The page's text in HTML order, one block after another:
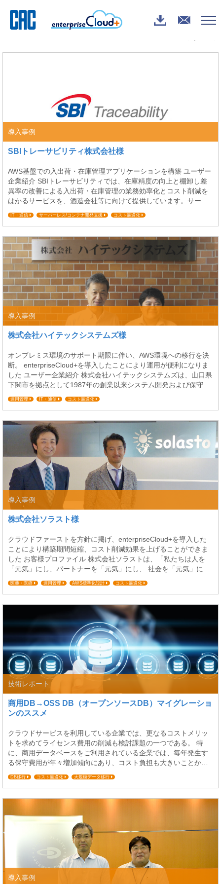
enterpriseCloud+ > コスト最適化
導入事例
SBIトレーサビリティ株式会社様
AWS基盤での入出荷・在庫管理アプリケーションを構築 ユーザー
企業紹介 SBIトレーサビリティでは、在庫精度の向上と棚卸し差
異率の改善による入出荷・在庫管理の業務効率化とコスト削減を
はかるサービスを、酒造会社等に向けて提供しています。サービ
た。本構築プロジェクトについて、CA...
IT・通信 サーバーレス/コンテナ開発支援 コスト最適化
導入事例
株式会社ハイテックシステムズ様
オンプレミス環境のサポート期限に伴い、AWS環境への移行を決
断。 enterpriseCloud+を導入したことにより運用が便利になりま
した ユーザー企業紹介 株式会社ハイテックシステムズは、山口県
下関市を拠点として1987年の創業以来システム開発および保守・
行い、貸与事業所の業務...
運用管理 IT・通信 コスト最適化
導入事例
株式会社ソラスト様
クラウドファーストを方針に掲げ、enterpriseCloud+を導入した
ことにより構築期間短縮、コスト削減効果を上げることができま
した お客様プロファイル 株式会社ソラストは、「私たちは人を
「元気」にし、パートナーを「元気」にし、 社会を「元気」にす
野で成長を続けています。 今回...
医薬・医療 運用管理 AWS標準化設計 コスト最適化
技術レポート
商用DB→OSS DB（オープンソースDB）マイグレーショ
ンのススメ
クラウドサービスを利用している企業では、更なるコストメリッ
トを求めてライセンス費用の削減も検討課題の一つである。 特
に、商用データベースをご利用されている企業では、毎年発生す
る保守費用が年々増加傾向にあり、コスト負担も大きいことか
が高いと考え、毎年高額な保守費用を計上してい...
DB移行 コスト最適化 大規模データ移行
導入事例